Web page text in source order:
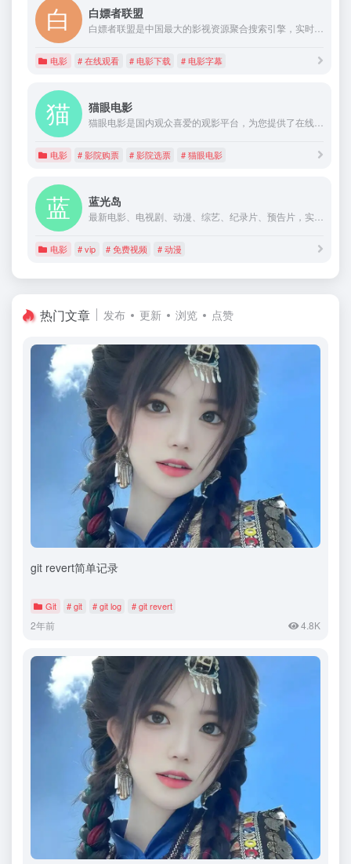
白嫖者联盟
电影 # 在线观看 # 电影下载 # 电影字幕
猫眼电影
电影 # 影院购票 # 影院选票 # 猫眼电影
蓝光岛
电影 # vip # 免费视频 # 动漫
热门文章 发布 更新 浏览 点赞
git revert简单记录
Git # git # git log # git revert
2年前 4.8K